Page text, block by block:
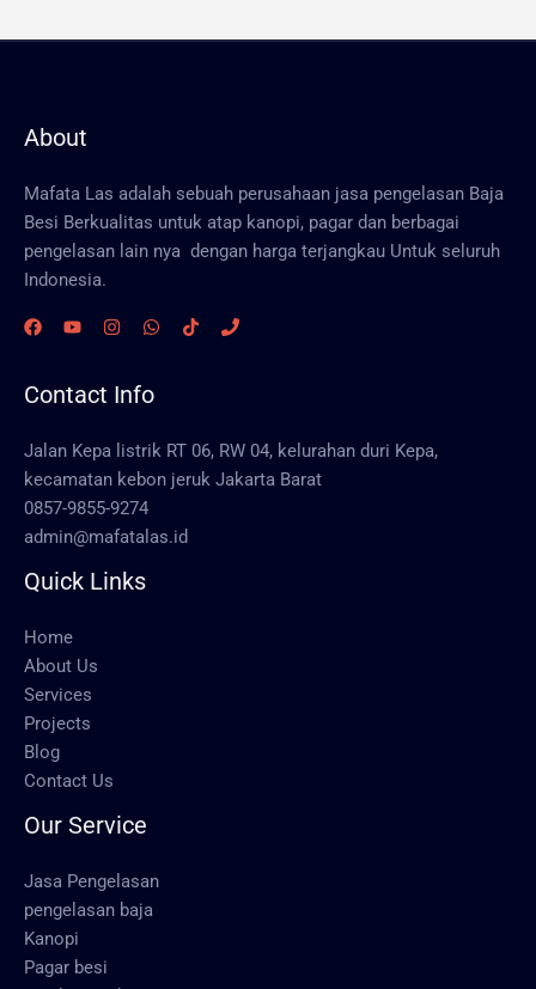
About
Mafata Las adalah sebuah perusahaan jasa pengelasan Baja
Besi Berkualitas untuk atap kanopi, pagar dan berbagai
pengelasan lain nya dengan harga terjangkau Untuk seluruh
Indonesia.
Contact Info
Jalan Kepa listrik RT 06, RW 04, kelurahan duri Kepa,
kecamatan kebon jeruk Jakarta Barat
0857-9855-9274
admin@mafatalas.id
Quick Links
Home
About Us
Services
Projects
Blog
Contact Us
Our Service
Jasa Pengelasan
pengelasan baja
Kanopi
Pagar besi